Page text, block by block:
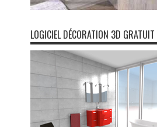
LOGICIEL DÉCORATION 3D GRATUIT